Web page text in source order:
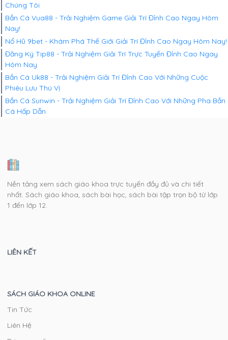
Chúng Tôi
Bắn Cá Vua88 - Trải Nghiệm Game Giải Trí Đỉnh Cao Ngay Hôm
Nay!
Nổ Hũ 9bet - Khám Phá Thế Giới Giải Trí Đỉnh Cao Ngay Hôm Nay!
Đăng Ký Tip88 - Trải Nghiệm Giải Trí Trực Tuyến Đỉnh Cao Ngay
Hôm Nay
Bắn Cá Uk88 - Trải Nghiệm Giải Trí Đỉnh Cao Với Những Cuộc
Phiêu Lưu Thú Vị
Bắn Cá Sunwin - Trải Nghiệm Giải Trí Đỉnh Cao Với Những Pha Bắn
Cá Hấp Dẫn
Nền tảng xem sách giáo khoa trực tuyến đầy đủ và chi tiết
nhất. Sách giáo khoa, sách bài học, sách bài tập trọn bộ từ lớp
1 đến lớp 12.
LIÊN KẾT
SÁCH GIÁO KHOA ONLINE
Tin Tức
Liên Hệ